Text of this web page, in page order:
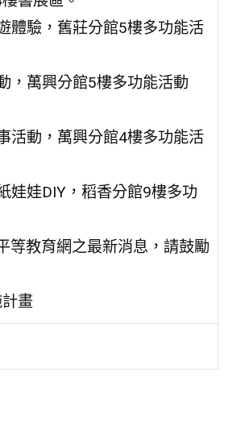
體驗，舊莊分館5樓多功能活
，萬興分館5樓多功能活動
活動，萬興分館4樓多功能活
娃娃DIY，稻香分館9樓多功
等教育網之最新消息，請鼓勵
畫